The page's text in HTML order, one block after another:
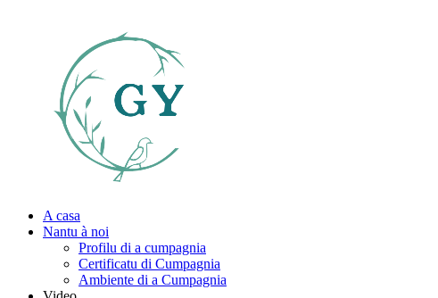
A casa
Nantu à noi
Profilu di a cumpagnia
Certificatu di Cumpagnia
Ambiente di a Cumpagnia